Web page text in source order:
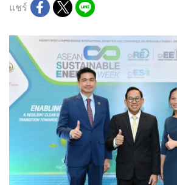
แชร์